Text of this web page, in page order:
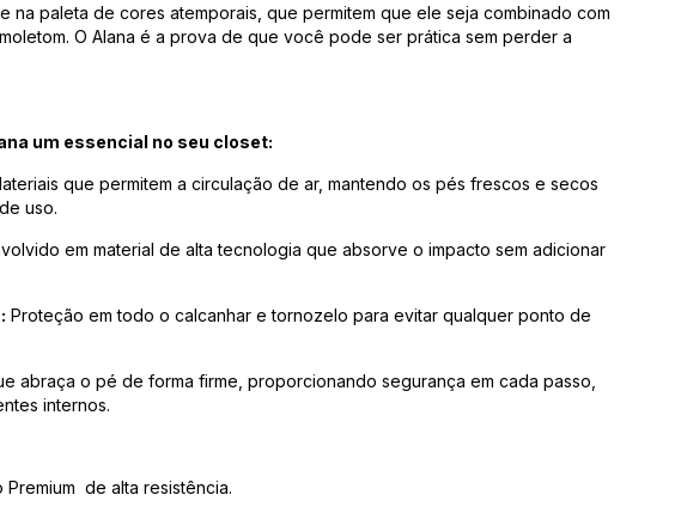
na paleta de cores atemporais, que permitem que ele seja combinado com
O Alana é a prova de que você pode ser prática sem perder a
um essencial no seu closet:
que permitem a circulação de ar, mantendo os pés frescos e secos
uso.
em material de alta tecnologia que absorve o impacto sem adicionar
Proteção em todo o calcanhar e tornozelo para evitar qualquer ponto de
abraça o pé de forma firme, proporcionando segurança em cada passo,
internos.
Premium de alta resistência.